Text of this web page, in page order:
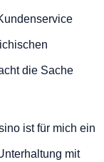
die Sache
ist für mich ein
mit